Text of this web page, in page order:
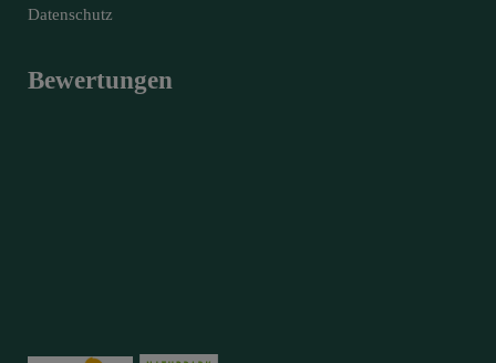
Datenschutz
Bewertungen